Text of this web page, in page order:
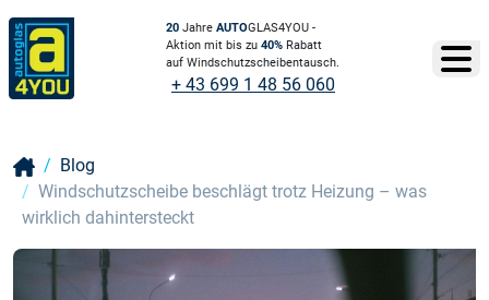
20 Jahre AUTOGLAS4YOU -
Aktion mit bis zu 40% Rabatt
auf Windschutzscheibentausch.
+ 43 699 1 48 56 060
Blog
Windschutzscheibe beschlägt trotz Heizung – was
wirklich dahintersteckt